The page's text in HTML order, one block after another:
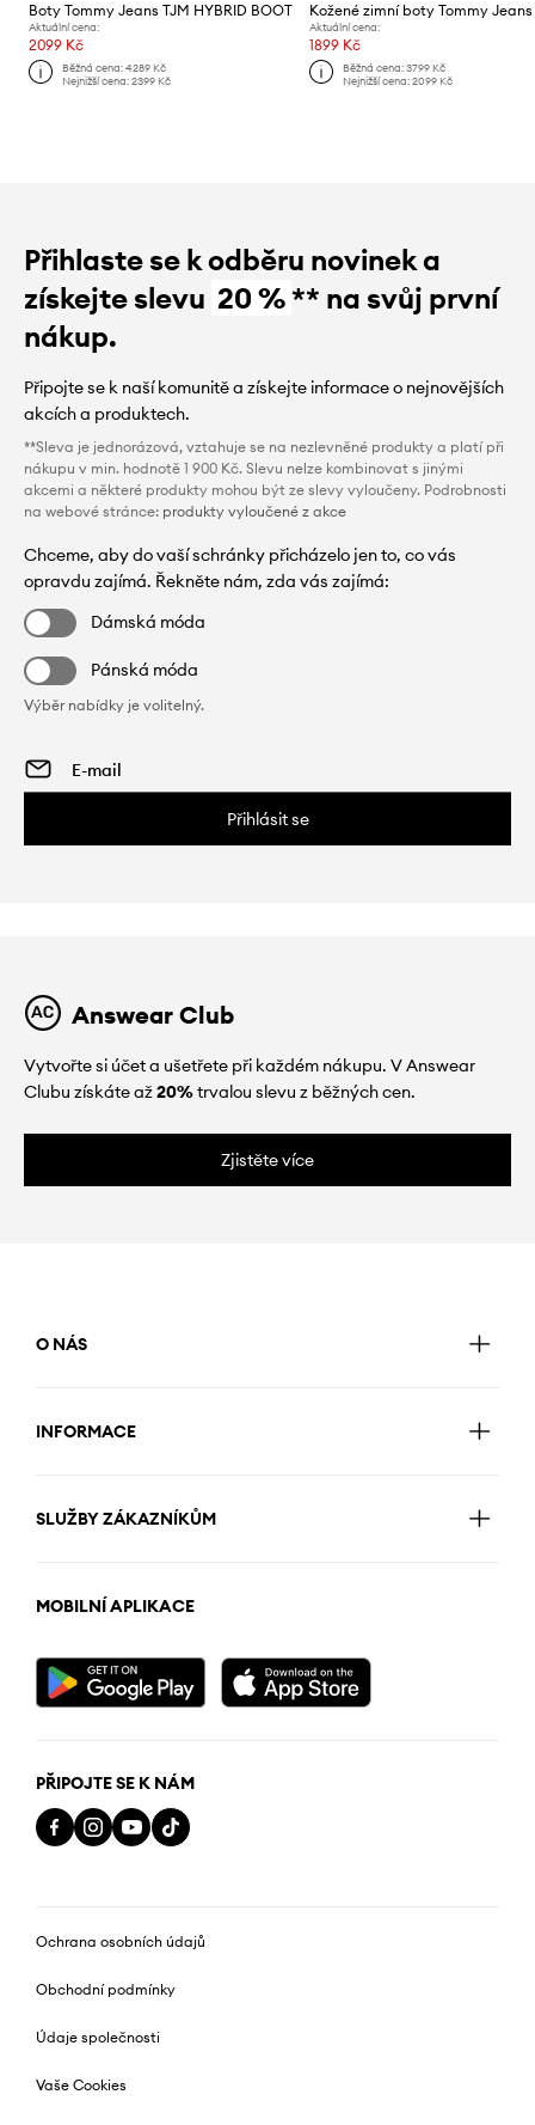
Boty Tommy Jeans TJM HYBRID BOOT
Aktuální cena:
2099 Kč
Běžná cena:4289 Kč
Nejnižší cena:2399 Kč
Aktuální cena:
1899 Kč
Běžná cena: 3799 Kč
Nejnižší cena: 2099 Kč
Přihlaste se k odběru novinek a
získejte slevu 20 %** na svůj první
nákup.
Připojte se k naší komunitě a získejte informace o nejnovějších
akcích a produktech.
**Sleva je jednorázová, vztahuje se na nezlevněné produkty a platí při
nákupu v min. hodnotě 1 900 Kč. Slevu nelze kombinovat s jinými
akcemi a některé produkty mohou být ze slevy vyloučeny. Podrobnosti
na webové stránce: produkty vyloučené z akce
Chceme, aby do vaší schránky přicházelo jen to, co vás
opravdu zajímá. Řekněte nám, zda vás zajímá:
Dámská móda
Pánská móda
Výběr nabídky je volitelný.
Přihlásit se
Answear Club
Vytvořte si účet a ušetřete při každém nákupu. V Answear
Clubu získáte až20%trvalou slevu z běžných cen.
Zjistěte více
O NÁS
INFORMACE
SLUŽBY ZÁKAZNÍKŮM
MOBILNÍ APLIKACE
PŘIPOJTE SE K NÁM
Ochrana osobních údajů
Obchodní podmínky
Údaje společnosti
Vaše Cookies